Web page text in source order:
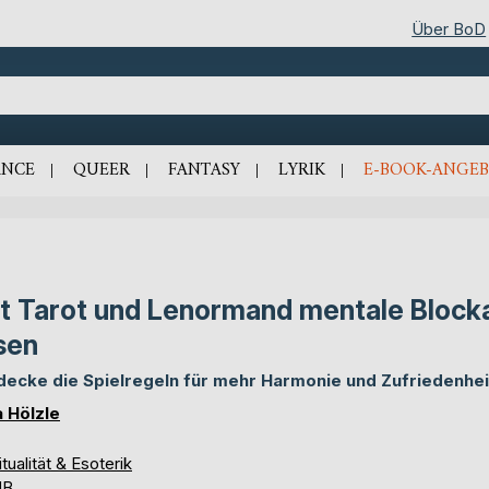
Über BoD
QUEER FANTASY LYRIK E-BOOK-
Tarot und Lenormand mentale
die Spielregeln für mehr Harmonie und
Hölzle
& Esoterik